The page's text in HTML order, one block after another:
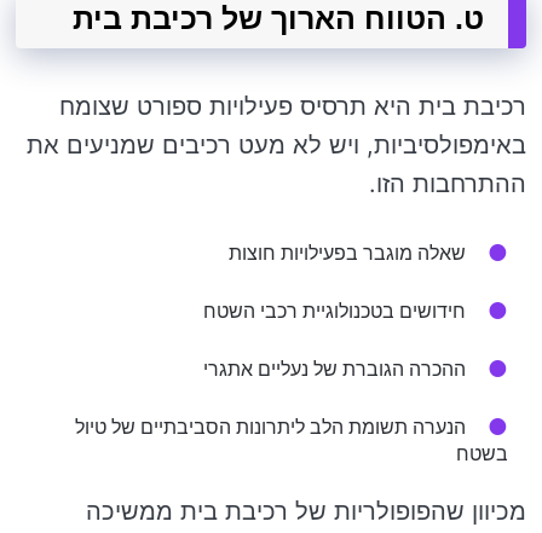
ט. הטווח הארוך של רכיבת בית
רכיבת בית היא תרסיס פעילויות ספורט שצומח
באימפולסיביות, ויש לא מעט רכיבים שמניעים את
ההתרחבות הזו.
שאלה מוגבר בפעילויות חוצות
חידושים בטכנולוגיית רכבי השטח
ההכרה הגוברת של נעליים אתגרי
הנערה תשומת הלב ליתרונות הסביבתיים של טיול
בשטח
מכיוון שהפופולריות של רכיבת בית ממשיכה